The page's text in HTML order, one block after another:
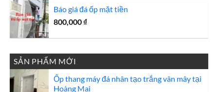
là:
Báo giá đá ốp mặt tiền
800,000 ₫
SẢN PHẨM MỚI
Ốp thang máy đá nhân tạo trắng vân mây tại
Hoàng Mai